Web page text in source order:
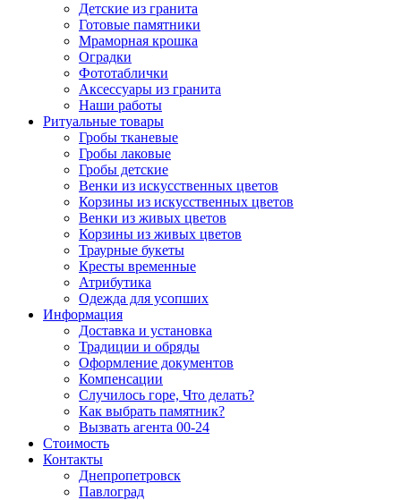
Детские из гранита
Готовые памятники
Мраморная крошка
Оградки
Фототаблички
Аксессуары из гранита
Наши работы
Ритуальные товары
Гробы тканевые
Гробы лаковые
Гробы детские
Венки из искусственных цветов
Корзины из искусственных цветов
Венки из живых цветов
Корзины из живых цветов
Траурные букеты
Кресты временные
Атрибутика
Одежда для усопших
Информация
Доставка и установка
Традиции и обряды
Оформление документов
Компенсации
Случилось горе, Что делать?
Как выбрать памятник?
Вызвать агента 00-24
Стоимость
Контакты
Днепропетровск
Павлоград